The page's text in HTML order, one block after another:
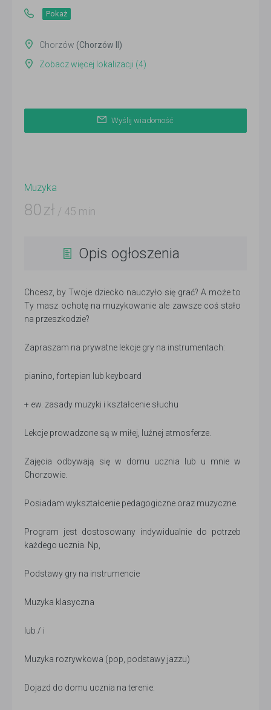
Pokaż
Chorzów (Chorzów II)
Zobacz więcej lokalizacji (4)
Wyślij wiadomość
Muzyka
80 zł / 45 min
Opis ogłoszenia
Chcesz, by Twoje dziecko nauczyło się grać? A może to
Ty masz ochotę na muzykowanie ale zawsze coś stało
na przeszkodzie?
Zapraszam na prywatne lekcje gry na instrumentach:
pianino, fortepian lub keyboard
+ ew. zasady muzyki i kształcenie słuchu
Lekcje prowadzone są w miłej, luźnej atmosferze.
Zajęcia odbywają się w domu ucznia lub u mnie w
Chorzowie.
Posiadam wykształcenie pedagogiczne oraz muzyczne.
Program jest dostosowany indywidualnie do potrzeb
każdego ucznia. Np,
Podstawy gry na instrumencie
Muzyka klasyczna
lub / i
Muzyka rozrywkowa (pop, podstawy jazzu)
Dojazd do domu ucznia na terenie: